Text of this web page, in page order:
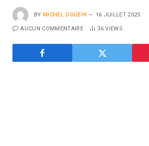
BY MICHEL OGUEHI 16 JUILLET 2025
AUCUN COMMENTAIRE 36VIEWS